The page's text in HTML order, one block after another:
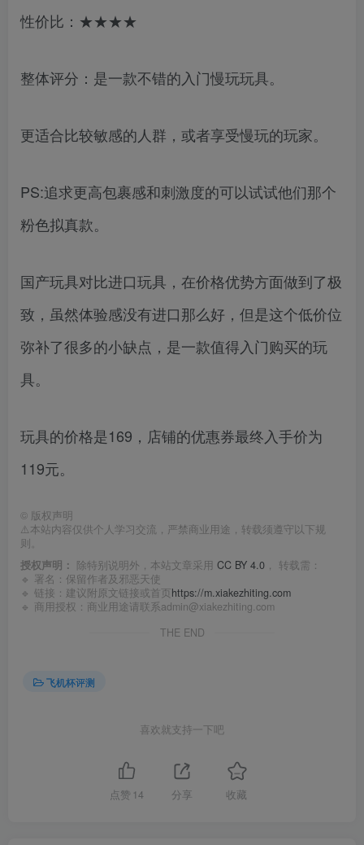
性价比：★★★★
整体评分：是一款不错的入门慢玩玩具。
更适合比较敏感的人群，或者享受慢玩的玩家。
PS:追求更高包裹感和刺激度的可以试试他们那个
粉色拟真款。
国产玩具对比进口玩具，在价格优势方面做到了极
致，虽然体验感没有进口那么好，但是这个低价位
弥补了很多的小缺点，是一款值得入门购买的玩
具。
玩具的价格是169，店铺的优惠券最终入手价为
119元。
© 版权声明
⚠️本站内容仅供个人学习交流，严禁商业用途，转载须遵守以下规
则。
授权声明： 除特别说明外，本站文章采用 CC BY 4.0 ， 转载需：
🔹 署名：保留作者及 邪恶天使
🔹 链接：建议附原文链接或首页https://m.xiakezhiting.com
🔹 商用授权：商业用途请联系admin@xiakezhiting.com
THE END
飞机杯评测
喜欢就支持一下吧
点赞 14 分享 收藏